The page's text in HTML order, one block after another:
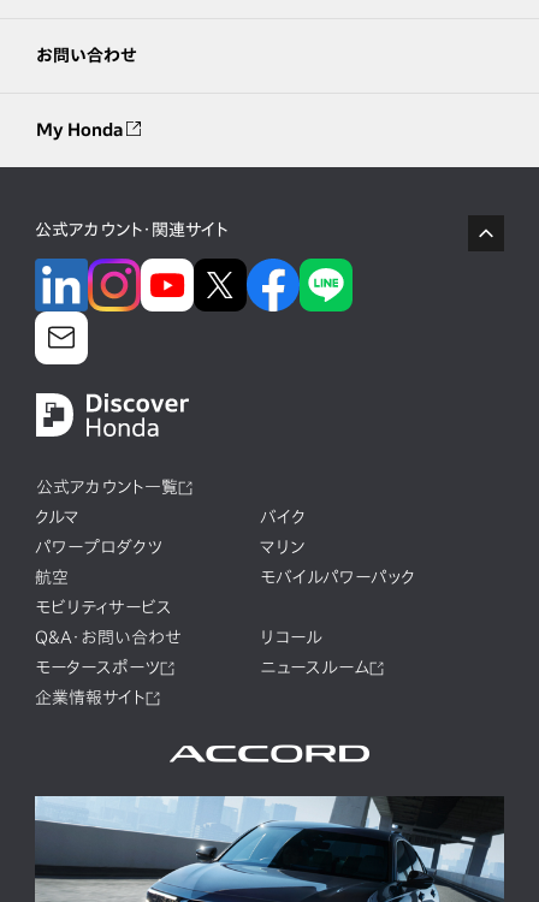
お問い合わせ
My Honda
公式アカウント・関連サイト
公式アカウント一覧
クルマ
バイク
パワープロダクツ
マリン
航空
モバイルパワーパック
モビリティサービス
Q&A・お問い合わせ
リコール
モータースポーツ
ニュースルーム
企業情報サイト